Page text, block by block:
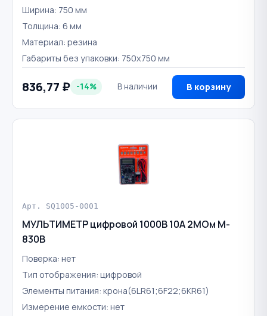
Ширина: 750 мм
Толщина: 6 мм
Материал: резина
Габариты без упаковки: 750х750 мм
836,77 ₽ -14% В наличии В корзину
Арт. SQ1005-0001
МУЛЬТИМЕТР цифровой 1000В 10А 2МОм M-
830B
Поверка: нет
Тип отображения: цифровой
Элементы питания: крона(6LR61;6F22;6KR61)
Измерение емкости: нет